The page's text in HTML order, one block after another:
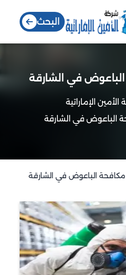
البحث
في الشارقة
الأمين الإماراتية
الباعوض في الشارقة
الباعوض في الشارقة